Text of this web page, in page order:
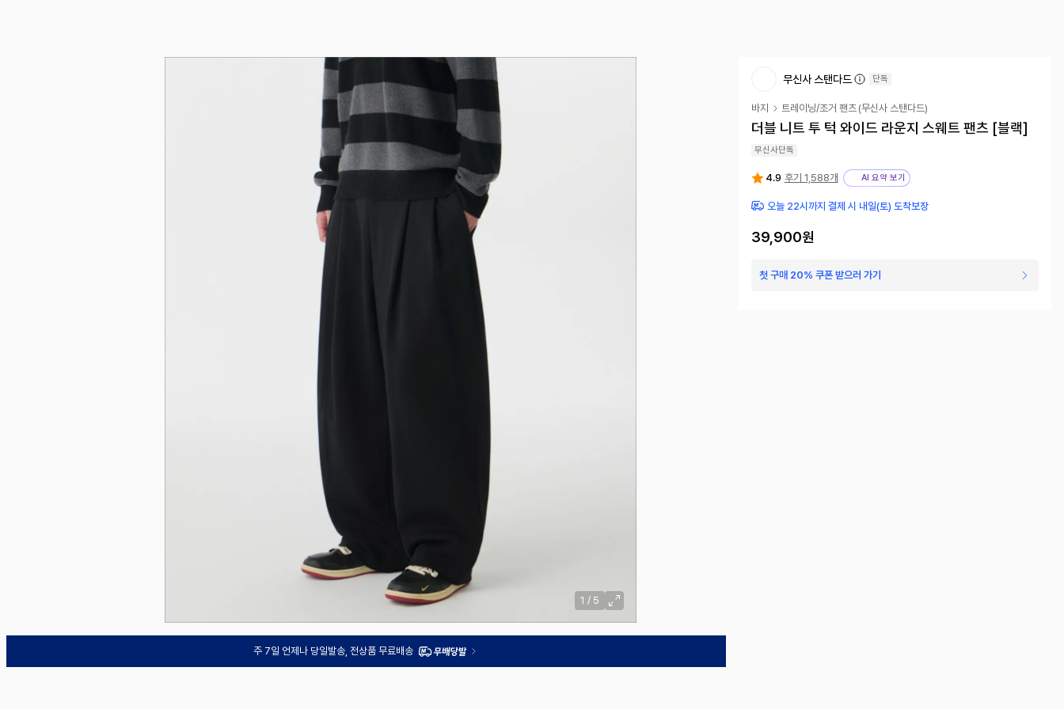
1 / 5
주 7일 언제나 당일발송, 전상품 무료배송
무신사 스탠다드 단독
바지 트레이닝/조거 팬츠 (무신사 스탠다드)
더블 니트 투 턱 와이드 라운지 스웨트 팬츠 [블랙]
무신사단독
4.9 후기 1,588개 AI 요약 보기
오늘 22시까지 결제 시 내일(토) 도착보장
39,900원
첫 구매 20% 쿠폰 받으러 가기